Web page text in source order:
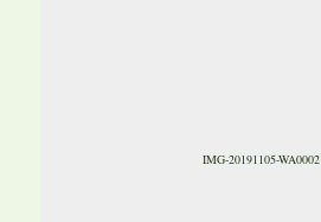
IMG-20191105-WA0002